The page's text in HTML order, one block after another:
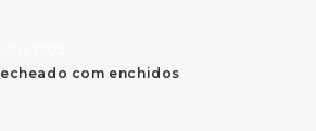
com enchidos